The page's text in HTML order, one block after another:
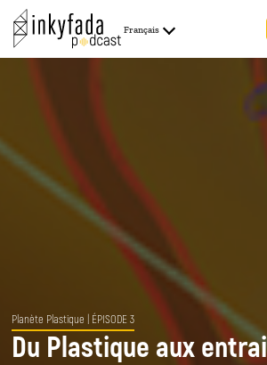
Français
Planète Plastique | ÉPISODE 3
Du Plastique aux